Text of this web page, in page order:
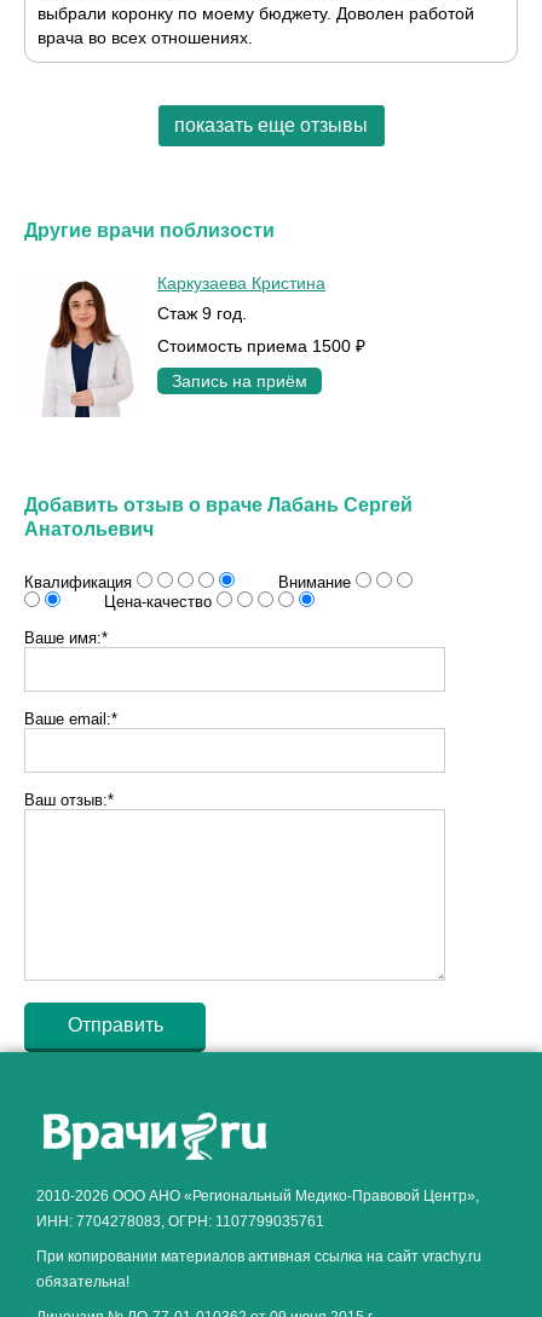
выбрали коронку по моему бюджету. Доволен работой
врача во всех отношениях.
показать еще отзывы
Другие врачи поблизости
Каркузаева Кристина
Стаж 9 год.
Стоимость приема 1500 ₽
Запись на приём
Добавить отзыв о враче Лабань Сергей
Анатольевич
Квалификация
Внимание
Цена-качество
Ваше имя:*
Ваше email:*
Ваш отзыв:*
2010-2026 ООО АНО «Региональный Медико-Правовой Центр»,
ИНН: 7704278083, ОГРН: 1107799035761
При копировании материалов активная ссылка на сайт vrachy.ru
обязательна!